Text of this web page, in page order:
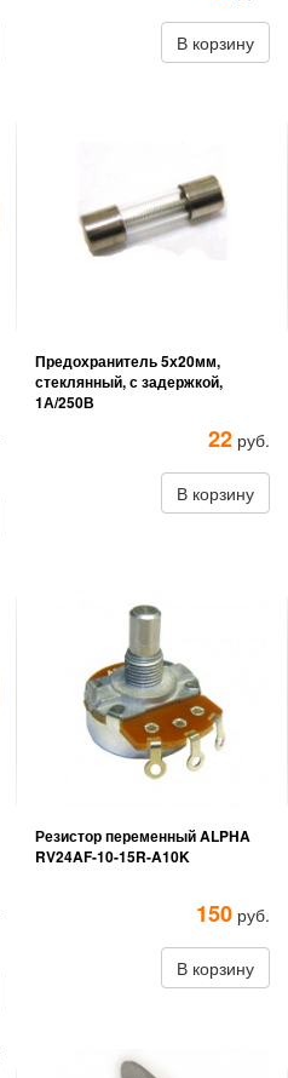
В корзину
Предохранитель 5х20мм,
стеклянный, с задержкой,
1А/250В
22 руб.
В корзину
Резистор переменный ALPHA
RV24AF-10-15R-A10K
150 руб.
В корзину